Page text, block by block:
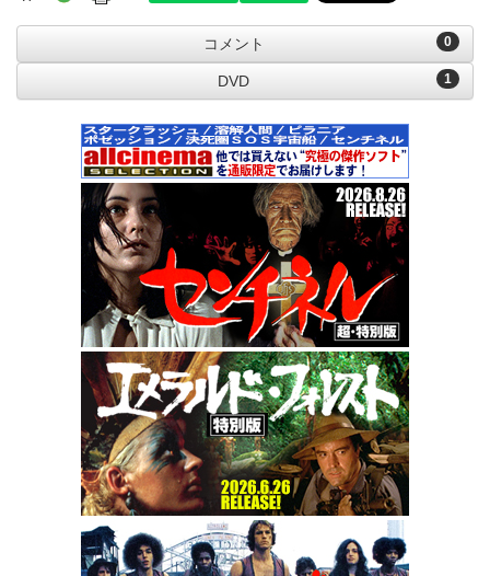
0
コメント
1
DVD